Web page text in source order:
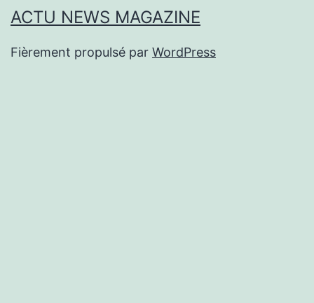
ACTU NEWS MAGAZINE
Fièrement propulsé par WordPress